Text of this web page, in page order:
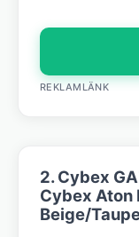
REKLAMLÄNK
2. Cybex
Cybex Aton
Beige/